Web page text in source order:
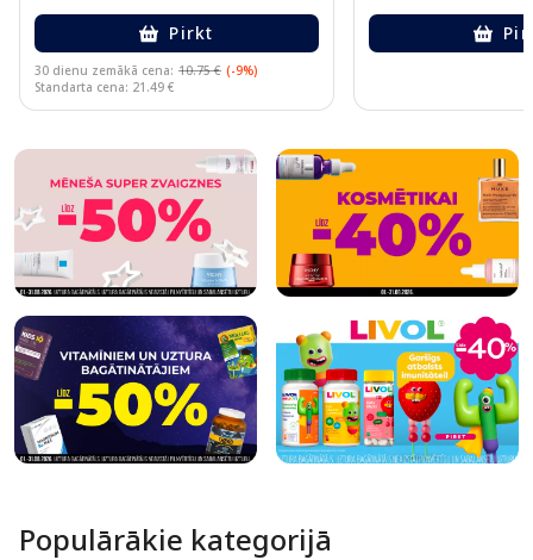
Pirkt
30 dienu zemākā cena: 10.75 € (-9%)
Standarta cena: 21.49 €
Populārākie kategorijā